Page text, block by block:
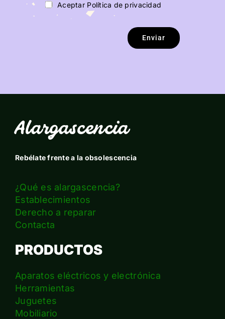
Aceptar Política de privacidad
Enviar
Alargascencia
Rebélate frente a la obsolescencia
¿Qué es alargascencia?
Establecimientos
Derecho a reparar
Contacta
PRODUCTOS
Aparatos eléctricos y electrónica
Herramientas
Juguetes
Mobiliario